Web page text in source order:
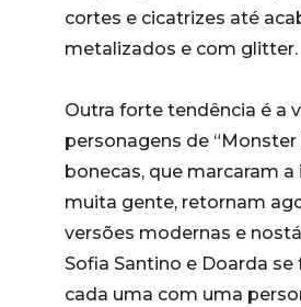
cortes e cicatrizes até
metalizados e com glitter.
Outra forte tendência é a
personagens de “Monster
bonecas, que marcaram a
muita gente, retornam
versões modernas e
Sofia Santino e Doarda se
cada uma com uma